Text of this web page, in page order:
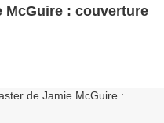
McGuire : couverture